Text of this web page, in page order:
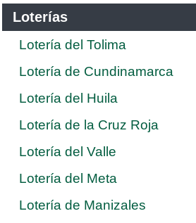
Loterías
Lotería del Tolima
Lotería de Cundinamarca
Lotería del Huila
Lotería de la Cruz Roja
Lotería del Valle
Lotería del Meta
Lotería de Manizales